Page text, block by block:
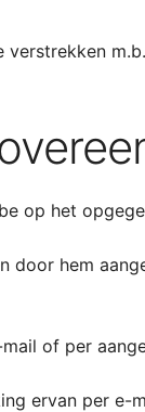
op het
hem
of per
ervan per e-